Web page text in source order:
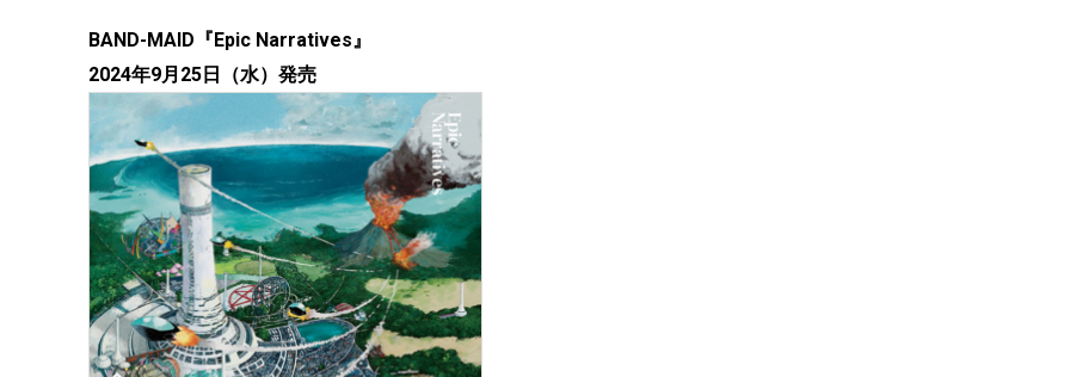
BAND-MAID『Epic Narratives』
2024年9月25日（水）発売